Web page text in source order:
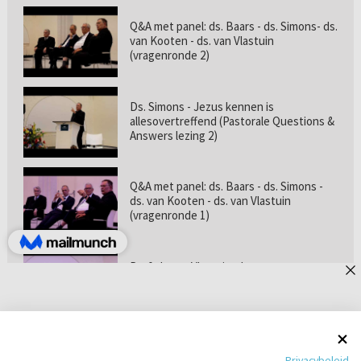
Q&A met panel: ds. Baars - ds. Simons- ds.
van Kooten - ds. van Vlastuin
(vragenronde 2)
Ds. Simons - Jezus kennen is
allesovertreffend (Pastorale Questions &
Answers lezing 2)
Q&A met panel: ds. Baars - ds. Simons -
ds. van Kooten - ds. van Vlastuin
(vragenronde 1)
Prof. dr. van Vlastuin - Is